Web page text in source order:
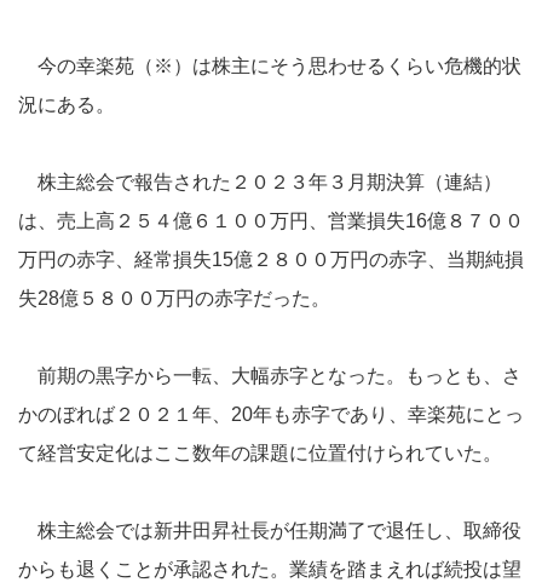
今の幸楽苑（※）は株主にそう思わせるくらい危機的状
況にある。
株主総会で報告された２０２３年３月期決算（連結）
は、売上高２５４億６１００万円、営業損失16億８７００
万円の赤字、経常損失15億２８００万円の赤字、当期純損
失28億５８００万円の赤字だった。
前期の黒字から一転、大幅赤字となった。もっとも、さ
かのぼれば２０２１年、20年も赤字であり、幸楽苑にとっ
て経営安定化はここ数年の課題に位置付けられていた。
株主総会では新井田昇社長が任期満了で退任し、取締役
からも退くことが承認された。業績を踏まえれば続投は望